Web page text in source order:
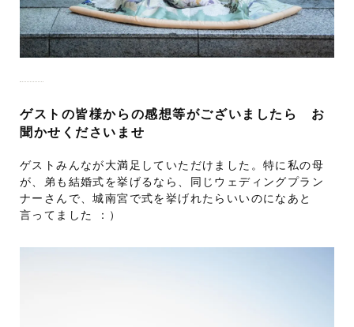
ゲストの皆様からの感想等がございましたら お
聞かせくださいませ
ゲストみんなが大満足していただけました。特に私の母
が、弟も結婚式を挙げるなら、同じウェディングプラン
ナーさんで、城南宮で式を挙げれたらいいのになあと
言ってました ：）